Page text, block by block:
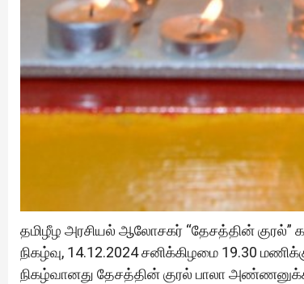
தமிழீழ அரசியல் ஆலோசகர் “தேசத்தின்
நிகழ்வு, 14.12.2024 சனிக்கிழமை 19.30
நிகழ்வானது தேசத்தின் குரல் பாலா